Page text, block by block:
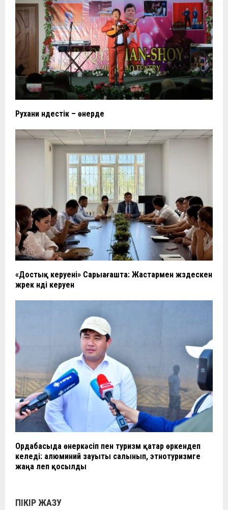
Рухани үндестік – өнерде
«Достық керуені» Сарыағашта: Жастармен жүздескен
жүрек үнді керуен
Ордабасыда өнеркәсіп пен туризм қатар өркендеп
келеді: алюминий зауыты салынып, этнотуризмге
жаңа леп қосылды
ПІКІР ЖАЗУ